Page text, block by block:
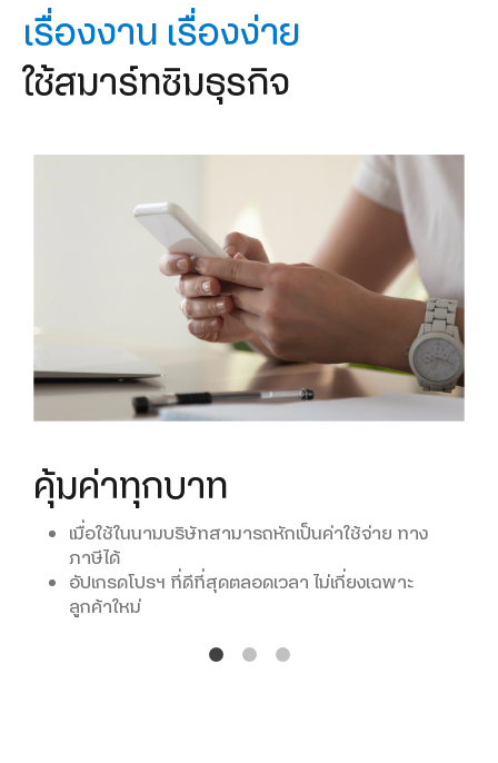
เรื่องงาน เรื่องง่าย
ใช้สมาร์ทซิมธุรกิจ
คุ้มค่าทุกบาท
เมื่อใช้ในนามบริษัทสามารถหักเป็นค่าใช้จ่าย ทาง
ภาษีได้
อัปเกรดโปรฯ ที่ดีที่สุดตลอดเวลา ไม่เกี่ยงเฉพาะ
ลูกค้าใหม่
คุมค่าใช้จ่ายง่าย
ป้องกันการสมัครบริการเสริมอื่น ๆ จาก SMS
ไม่มีค่าใช้จ่ายจากเน็ตที่ใช้เกิน
จัดการง่าย ด้วย
MyBusiness
จัดการแพ็กเกจทั้งบริษัทผ่านออนไลน์ 24 ชม.
นำส่งและหักภาษี ณ ที่จ่ายให้อัตโนมัติ